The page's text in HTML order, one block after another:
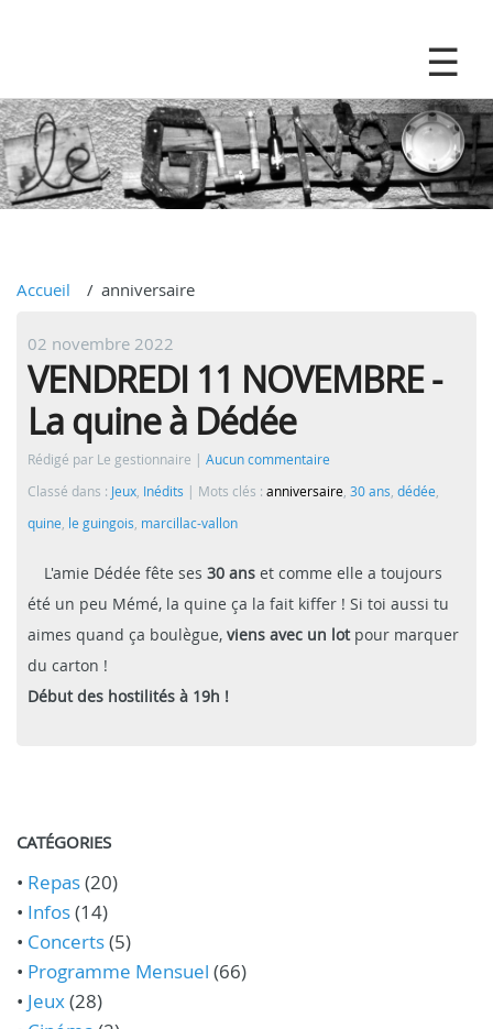
Accueil anniversaire
02 novembre 2022
VENDREDI 11 NOVEMBRE -
La quine à Dédée
Rédigé par Le gestionnaire
Aucun commentaire
Classé dans : Jeux, Inédits Mots clés : anniversaire, 30 ans, dédée,
quine, le guingois, marcillac-vallon
L'amie Dédée fête ses 30 ans et comme elle a toujours
été un peu Mémé, la quine ça la fait kiffer ! Si toi aussi tu
aimes quand ça boulègue, viens avec un lot pour marquer
du carton !
Début des hostilités à 19h !
CATÉGORIES
• Repas(20)
• Infos(14)
• Concerts(5)
• Programme Mensuel (66)
• Jeux(28)